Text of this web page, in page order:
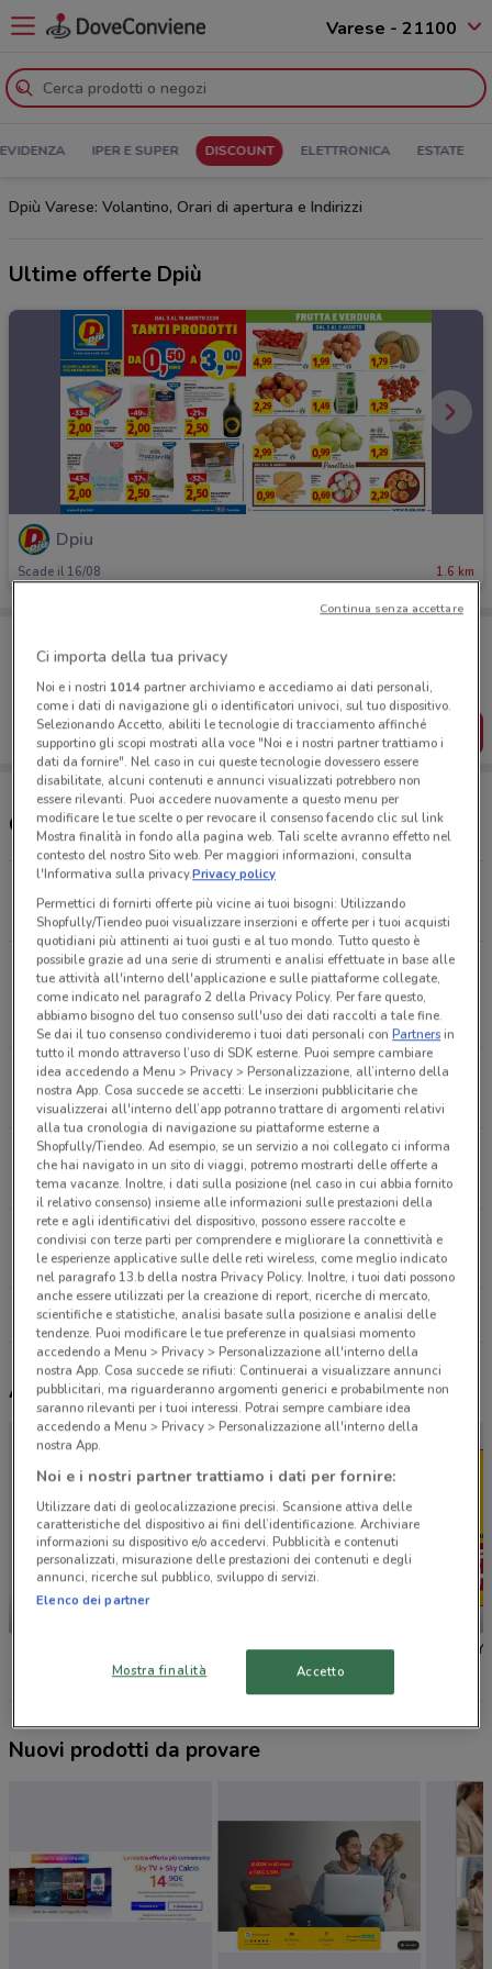
Varese - 21100
IPER E SUPER DISCOUNT ELETTRONICA ESTATE
Dpiù Varese: Volantino, Orari di apertura e Indirizzi
Ultime offerte Dpiù
Dpiu
Scade il 16/08 1.6 km
Puoi trovare le migliori offerte dei negozi vicino a te,
dal tuo cellulare.
SCARICA L’APP
Orari e Negozi Dpiù
Viale Valganna, 85 Varese
1.6 km
APERTO
Via Cacciatore delle Alpi - angolo via Elvezia
Cantello
4.8 km
APERTO
Via Risorgimento, 23 Bodio Lomnago
6.9 km
CHIUSO
Via Cesare Battisti Daverio
7.2 km
CHIUSO
Viale Ticino, 83 Gavirate
9.4 km
CHIUSO
Tutti i negozi Dpiu
Altri volantini nelle vicinanze
MD PENNY
Nuovi prodotti da provare
Ci importa della tua privacy
Noi e i nostri 1014partner archiviamo e accediamo ai dati personali,
come i dati di navigazione gli o identificatori univoci, sul tuo dispositivo.
Selezionando Accetto, abiliti le tecnologie di tracciamento affinché
supportino gli scopi mostrati alla voce "Noi e i nostri partner trattiamo i
dati da fornire". Nel caso in cui queste tecnologie dovessero essere
disabilitate, alcuni contenuti e annunci visualizzati potrebbero non
essere rilevanti. Puoi accedere nuovamente a questo menu per
modificare le tue scelte o per revocare il consenso facendo clic sul link
Mostra finalità in fondo alla pagina web. Tali scelte avranno effetto nel
contesto del nostro Sito web. Per maggiori informazioni, consulta
l'Informativa sulla privacy.Privacy policy
Permettici di fornirti offerte più vicine ai tuoi bisogni: Utilizzando
Shopfully/Tiendeo puoi visualizzare inserzioni e offerte per i tuoi acquisti
quotidiani più attinenti ai tuoi gusti e al tuo mondo. Tutto questo è
possibile grazie ad una serie di strumenti e analisi effettuate in base alle
tue attività all'interno dell'applicazione e sulle piattaforme collegate,
come indicato nel paragrafo 2 della Privacy Policy. Per fare questo,
abbiamo bisogno del tuo consenso sull'uso dei dati raccolti a tale fine.
Se dai il tuo consenso condivideremo i tuoi dati personali conPartnersin
tutto il mondo attraverso l’uso di SDK esterne. Puoi sempre cambiare
idea accedendo a Menu > Privacy > Personalizzazione, all’interno della
nostra App. Cosa succede se accetti: Le inserzioni pubblicitarie che
visualizzerai all'interno dell’app potranno trattare di argomenti relativi
alla tua cronologia di navigazione su piattaforme esterne a
Shopfully/Tiendeo. Ad esempio, se un servizio a noi collegato ci informa
che hai navigato in un sito di viaggi, potremo mostrarti delle offerte a
tema vacanze. Inoltre, i dati sulla posizione (nel caso in cui abbia fornito
il relativo consenso) insieme alle informazioni sulle prestazioni della
rete e agli identificativi del dispositivo, possono essere raccolte e
condivisi con terze parti per comprendere e migliorare la connettività e
le esperienze applicative sulle delle reti wireless, come meglio indicato
nel paragrafo 13.b della nostra Privacy Policy. Inoltre, i tuoi dati possono
anche essere utilizzati per la creazione di report, ricerche di mercato,
scientifiche e statistiche, analisi basate sulla posizione e analisi delle
tendenze. Puoi modificare le tue preferenze in qualsiasi momento
accedendo a Menu > Privacy > Personalizzazione all'interno della
nostra App. Cosa succede se rifiuti: Continuerai a visualizzare annunci
pubblicitari, ma riguarderanno argomenti generici e probabilmente non
saranno rilevanti per i tuoi interessi. Potrai sempre cambiare idea
accedendo a Menu > Privacy > Personalizzazione all'interno della
nostra App.
Noi e i nostri partner trattiamo i dati per fornire:
Utilizzare dati di geolocalizzazione precisi. Scansione attiva delle
caratteristiche del dispositivo ai fini dell’identificazione. Archiviare
informazioni su dispositivo e/o accedervi. Pubblicità e contenuti
personalizzati, misurazione delle prestazioni dei contenuti e degli
annunci, ricerche sul pubblico, sviluppo di servizi.
Elenco dei partner
Mostra finalità Accetto
Continua senza accettare